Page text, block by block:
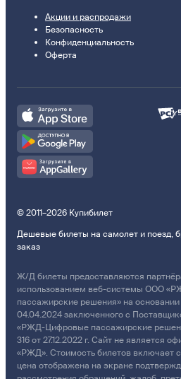
Акции и распродажи
Безопасность
Конфиденциальность
Оферта
© 2011–2026 Купибилет
Дешевые билеты на самолет и поезд,
заказ
Ж/Д билеты предоставляются
использованием веб-системы ООО
пассажирские решения» на
04.04.2024 заключенного с
«РЖД-Цифровые пассажирские
316 от 27.12.2022 г. Сайт не является
«РЖД». Стоимость билетов включает
цена отображена на экране